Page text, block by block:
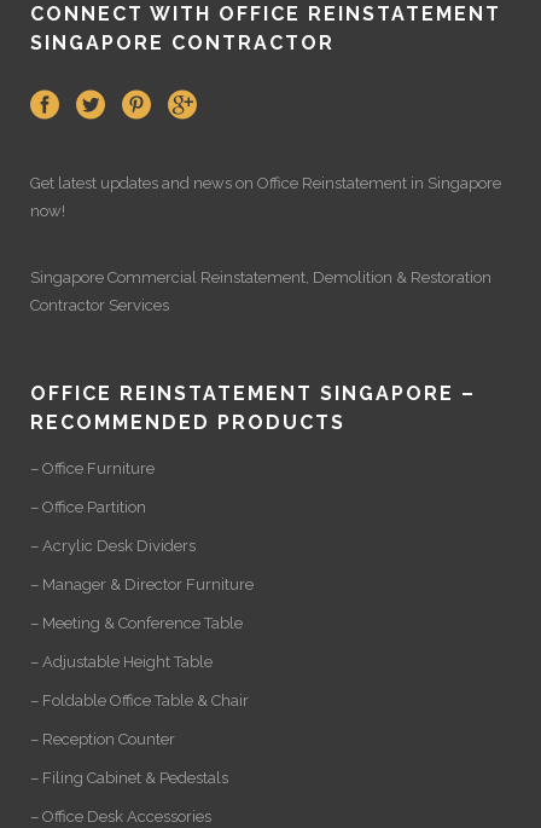
CONNECT WITH OFFICE REINSTATEMENT
SINGAPORE CONTRACTOR
Get latest updates and news on Office Reinstatement in Singapore
now!
Singapore Commercial Reinstatement Demolition & Restoration
Contractor Services
OFFICE REINSTATEMENT SINGAPORE –
RECOMMENDED PRODUCTS
– Office Furniture
– Office Partition
– Acrylic Desk Dividers
– Manager & Director Furniture
– Meeting & Conference Table
– Adjustable Height Table
– Foldable Office Table & Chair
– Reception Counter
– Filing Cabinet & Pedestals
– Office Desk Accessories